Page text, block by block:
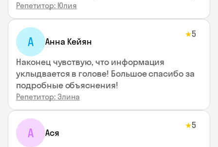
Репетитор: Юлия
А Анна Кейян
★5
Наконец чувствую, что информация
уклыдвается в голове! Большое спасибо за
подробные объяснения!
Репетитор: Элина
А Ася
★5